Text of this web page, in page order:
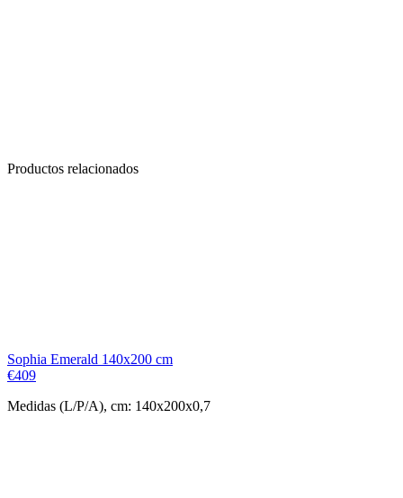
Productos relacionados
Sophia Emerald 140x200 cm
€409
Medidas (L/P/A), cm: 140x200x0,7